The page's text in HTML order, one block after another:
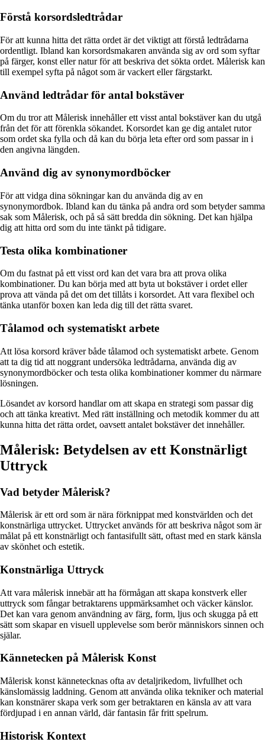
Förstå korsordsledtrådar
För att kunna hitta det rätta ordet är det viktigt att förstå ledtrådarna
ordentligt. Ibland kan korsordsmakaren använda sig av ord som syftar
på färger, konst eller natur för att beskriva det sökta ordet. Målerisk kan
till exempel syfta på något som är vackert eller färgstarkt.
Använd ledtrådar för antal bokstäver
Om du tror att Målerisk innehåller ett visst antal bokstäver kan du utgå
från det för att förenkla sökandet. Korsordet kan ge dig antalet rutor
som ordet ska fylla och då kan du börja leta efter ord som passar in i
den angivna längden.
Använd dig av synonymordböcker
För att vidga dina sökningar kan du använda dig av en
synonymordbok. Ibland kan du tänka på andra ord som betyder samma
sak som Målerisk, och på så sätt bredda din sökning. Det kan hjälpa
dig att hitta ord som du inte tänkt på tidigare.
Testa olika kombinationer
Om du fastnat på ett visst ord kan det vara bra att prova olika
kombinationer. Du kan börja med att byta ut bokstäver i ordet eller
prova att vända på det om det tillåts i korsordet. Att vara flexibel och
tänka utanför boxen kan leda dig till det rätta svaret.
Tålamod och systematiskt arbete
Att lösa korsord kräver både tålamod och systematiskt arbete. Genom
att ta dig tid att noggrant undersöka ledtrådarna, använda dig av
synonymordböcker och testa olika kombinationer kommer du närmare
lösningen.
Lösandet av korsord handlar om att skapa en strategi som passar dig
och att tänka kreativt. Med rätt inställning och metodik kommer du att
kunna hitta det rätta ordet, oavsett antalet bokstäver det innehåller.
Målerisk: Betydelsen av ett Konstnärligt
Uttryck
Vad betyder Målerisk?
Målerisk är ett ord som är nära förknippat med konstvärlden och det
konstnärliga uttrycket. Uttrycket används för att beskriva något som är
målat på ett konstnärligt och fantasifullt sätt, oftast med en stark känsla
av skönhet och estetik.
Konstnärliga Uttryck
Att vara målerisk innebär att ha förmågan att skapa konstverk eller
uttryck som fångar betraktarens uppmärksamhet och väcker känslor.
Det kan vara genom användning av färg, form, ljus och skugga på ett
sätt som skapar en visuell upplevelse som berör människors sinnen och
själar.
Kännetecken på Målerisk Konst
Målerisk konst kännetecknas ofta av detaljrikedom, livfullhet och
känslomässig laddning. Genom att använda olika tekniker och material
kan konstnärer skapa verk som ger betraktaren en känsla av att vara
fördjupad i en annan värld, där fantasin får fritt spelrum.
Historisk Kontext